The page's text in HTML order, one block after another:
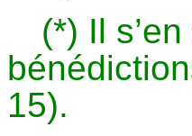
(*) Il
15).